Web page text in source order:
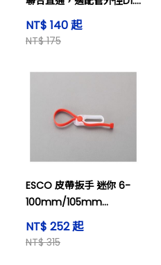
6，適配管外徑D2: 4，空
氣和水（有條件））及其
NT$ 140 起
NT$ 175
ESCO 皮帶扳手 迷你 6-
100mm/105mm
EA546YK-11
NT$ 252 起
NT$ 315